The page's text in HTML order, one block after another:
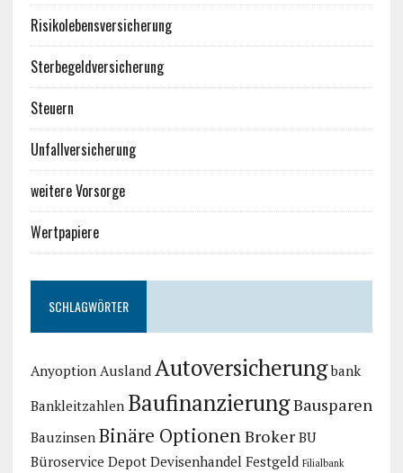
Risikolebensversicherung
Sterbegeldversicherung
Steuern
Unfallversicherung
weitere Vorsorge
Wertpapiere
SCHLAGWÖRTER
Anyoption Ausland Autoversicherung bank
Bankleitzahlen BaufinanzierungBausparen
Bauzinsen Binäre OptionenBroker BU
Büroservice Depot Devisenhandel Festgeld Filialbank